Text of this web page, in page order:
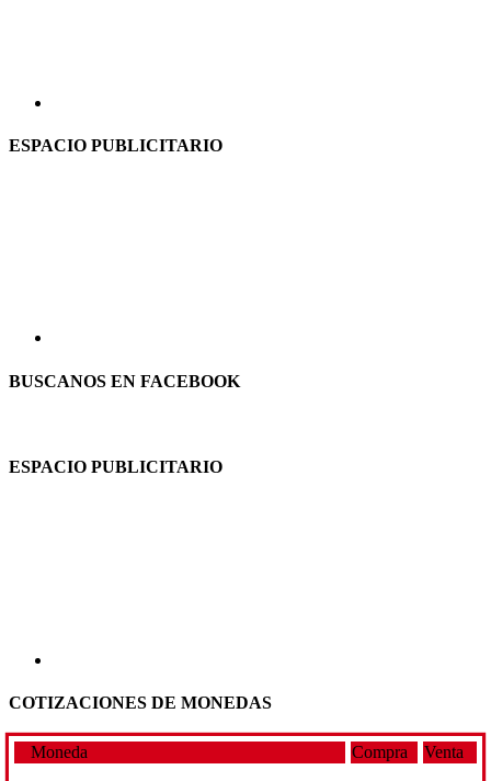
ESPACIO PUBLICITARIO
BUSCANOS EN FACEBOOK
ESPACIO PUBLICITARIO
COTIZACIONES DE MONEDAS
Moneda Compra Venta